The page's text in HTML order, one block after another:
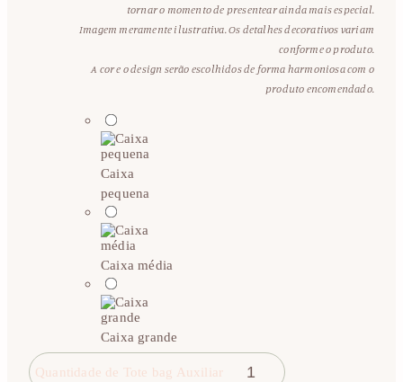
tornar o momento de presentear ainda mais especial.
Imagem meramente ilustrativa. Os detalhes decorativos variam
conforme o produto.
A cor e o design serão escolhidos de forma harmoniosa com o
produto encomendado.
Caixa
pequena
Caixa média
Caixa grande
Quantidade de Tote bag Auxiliar